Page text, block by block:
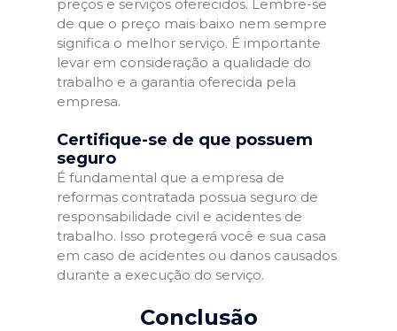
preços e serviços oferecidos. Lembre-se
de que o preço mais baixo nem sempre
significa o melhor serviço. É importante
levar em consideração a qualidade do
trabalho e a garantia oferecida pela
empresa.
Certifique-se de que possuem
seguro
É fundamental que a empresa de
reformas contratada possua seguro de
responsabilidade civil e acidentes de
trabalho. Isso protegerá você e sua casa
em caso de acidentes ou danos causados
durante a execução do serviço.
Conclusão